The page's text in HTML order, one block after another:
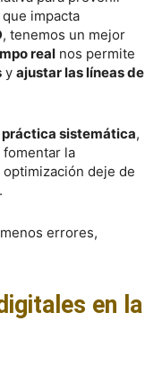
impacta
, tenemos un mejor
real nos permite
y ajustar las líneas de
práctica sistemática,
la
deje de
.
errores,
en la